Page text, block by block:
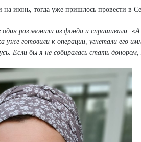
июнь, тогда уже пришлось провести в
раз звонили из фонда и спрашивали:
уже готовили к операции, угнетали его
Если бы я не собиралась стать донором,